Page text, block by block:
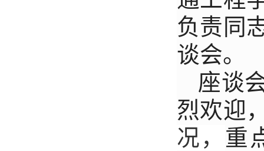
负责同
谈会。
座谈
烈欢迎
况， 重